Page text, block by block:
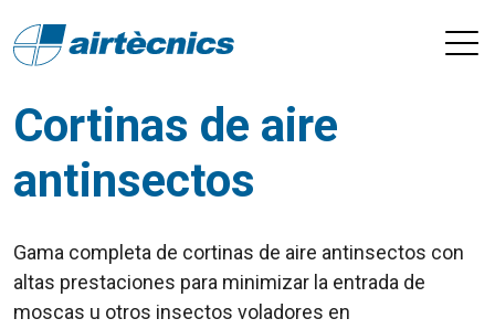
Cortinas de aire
antinsectos
Gama completa de cortinas de aire antinsectos con
altas prestaciones para minimizar la entrada de
moscas u otros insectos voladores en